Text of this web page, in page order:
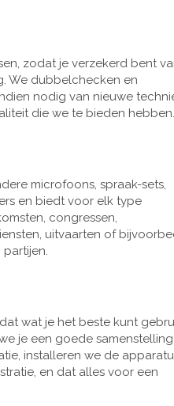
zodat je verzekerd bent
We dubbelchecken en
nodig van nieuwe
die we te bieden hebben.
microfoons, spraak-sets,
en biedt voor elk type
congressen,
uitvaarten of
wat je het beste kunt
je een goede
installeren we de
en dat alles voor een